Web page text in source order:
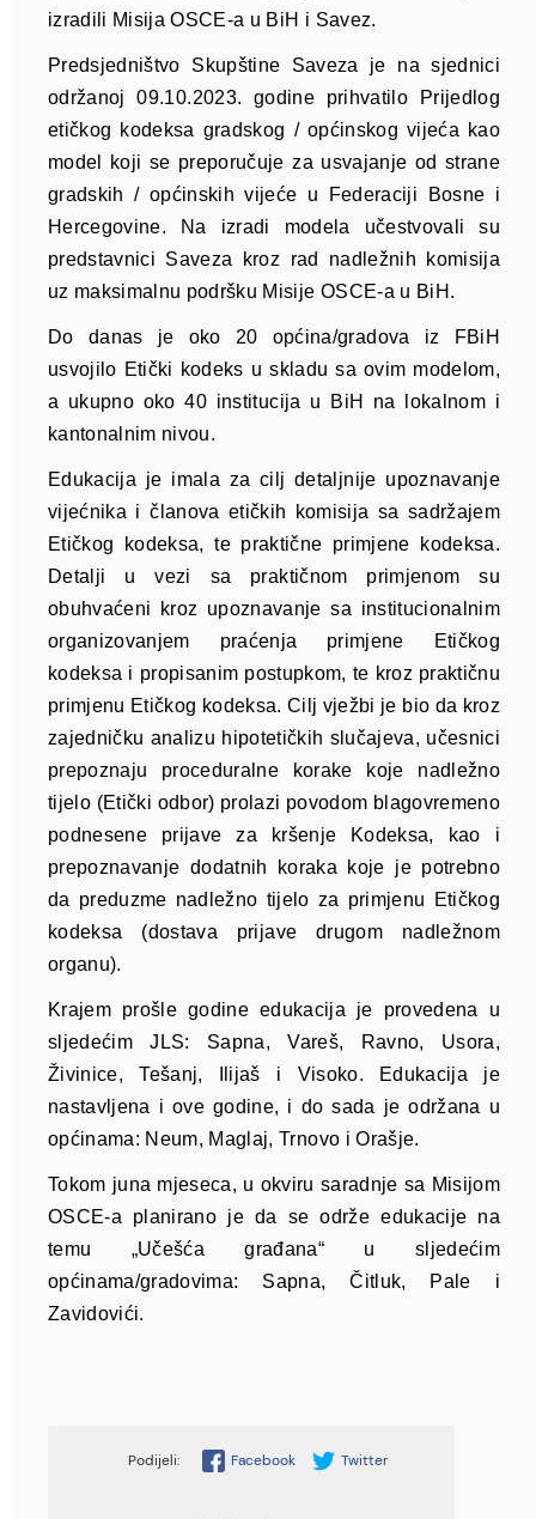
izradili Misija OSCE-a u BiH i Savez.
Predsjedništvo Skupštine Saveza je na sjednici
održanoj 09.10.2023. godine prihvatilo Prijedlog
etičkog kodeksa gradskog / općinskog vijeća kao
model koji se preporučuje za usvajanje od strane
gradskih / općinskih vijeće u Federaciji Bosne i
Hercegovine. Na izradi modela učestvovali su
predstavnici Saveza kroz rad nadležnih komisija
uz maksimalnu podršku Misije OSCE-a u BiH.
Do danas je oko 20 općina/gradova iz FBiH
usvojilo Etički kodeks u skladu sa ovim modelom,
a ukupno oko 40 institucija u BiH na lokalnom i
kantonalnim nivou.
Edukacija je imala za cilj detaljnije upoznavanje
vijećnika i članova etičkih komisija sa sadržajem
Etičkog kodeksa, te praktične primjene kodeksa.
Detalji u vezi sa praktičnom primjenom su
obuhvaćeni kroz upoznavanje sa institucionalnim
organizovanjem praćenja primjene Etičkog
kodeksa i propisanim postupkom, te kroz praktičnu
primjenu Etičkog kodeksa. Cilj vježbi je bio da kroz
zajedničku analizu hipotetičkih slučajeva, učesnici
prepoznaju proceduralne korake koje nadležno
tijelo (Etički odbor) prolazi povodom blagovremeno
podnesene prijave za kršenje Kodeksa, kao i
prepoznavanje dodatnih koraka koje je potrebno
da preduzme nadležno tijelo za primjenu Etičkog
kodeksa (dostava prijave drugom nadležnom
organu).
Krajem prošle godine edukacija je provedena u
sljedećim JLS: Sapna, Vareš, Ravno, Usora,
Živinice, Tešanj, Ilijaš i Visoko. Edukacija je
nastavljena i ove godine, i do sada je održana u
općinama: Neum, Maglaj, Trnovo i Orašje.
Tokom juna mjeseca, u okviru saradnje sa Misijom
OSCE-a planirano je da se održe edukacije na
temu „Učešća građana“ u sljedećim
općinama/gradovima: Sapna, Čitluk, Pale i
Zavidovići.
Facebook Twitter